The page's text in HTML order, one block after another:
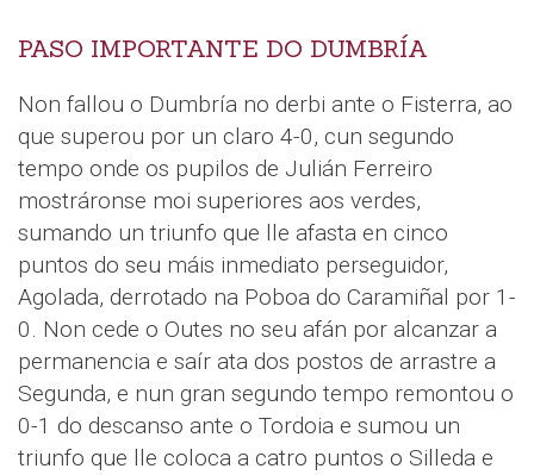
PASO IMPORTANTE DO DUMBRÍA
Non fallou o Dumbría no derbi ante o Fisterra, ao
que superou por un claro 4-0, cun segundo
tempo onde os pupilos de Julián Ferreiro
mostráronse moi superiores aos verdes,
sumando un triunfo que lle afasta en cinco
puntos do seu máis inmediato perseguidor,
Agolada, derrotado na Poboa do Caramiñal por 1-
0. Non cede o Outes no seu afán por alcanzar a
permanencia e saír ata dos postos de arrastre a
Segunda, e nun gran segundo tempo remontou o
0-1 do descanso ante o Tordoia e sumou un
triunfo que lle coloca a catro puntos o Silleda e